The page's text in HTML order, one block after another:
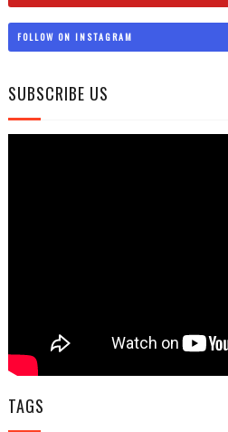
FOLLOW ON INSTAGRAM
SUBSCRIBE US
TAGS